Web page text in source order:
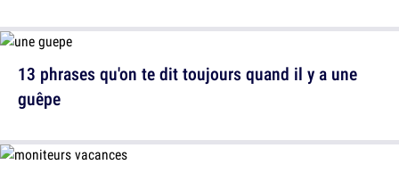
13 phrases qu'on te dit toujours quand il y a une
guêpe